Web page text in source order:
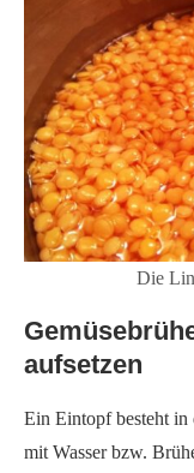
Die
aufsetzen
Ein Eintopf besteht in
mit Wasser bzw.